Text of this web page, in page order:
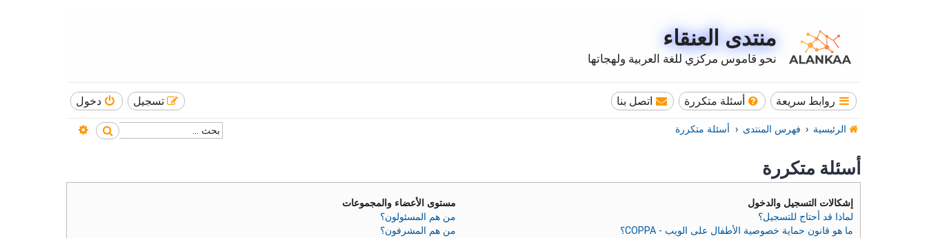
منتدى العنقاء
نحو قاموس مركزي للغة العربية ولهجاتها
روابط سريعة أسئلة متكررة اتصل بنا دخول تسجيل
الرئيسية فهرس المنتدى أسئلة متكررة بحث
أسئلة متكررة
إشكالات التسجيل والدخول
لماذا قد أحتاج للتسجيل؟
ما هو قانون حماية خصوصية الأطفال على الويب - COPPA؟
مستوى الأعضاء والمجموعات
من هم المسئولون؟
من هم المشرفون؟